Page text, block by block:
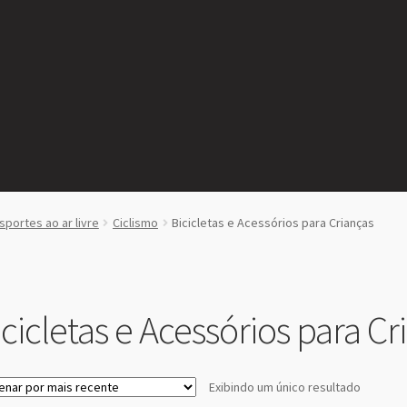
ao ar livre Ciclismo Bicicletas e Acessórios para Crianças
e Acessórios para
Exibindo um único resultado